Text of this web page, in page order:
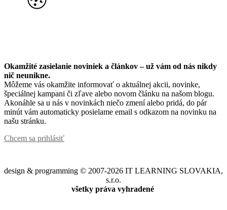
Okamžité zasielanie noviniek a článkov – už vám od nás nikdy
nič neunikne.
Môžeme vás okamžite informovať o aktuálnej akcii, novinke,
špeciálnej kampani či zľave alebo novom článku na našom blogu.
Akonáhle sa u nás v novinkách niečo zmení alebo pridá, do pár
minút vám automaticky posielame email s odkazom na novinku na
našu stránku.
Chcem sa prihlásiť
design & programming © 2007-2026 IT LEARNING SLOVAKIA,
s.r.o.
všetky práva vyhradené